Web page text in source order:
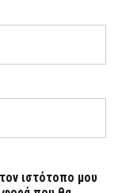
ιστότοπο μου